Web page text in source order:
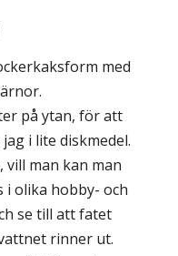
med
på ytan, för att
i lite diskmedel.
vill man kan man
olika hobby- och
se till att fatet
rinner ut.